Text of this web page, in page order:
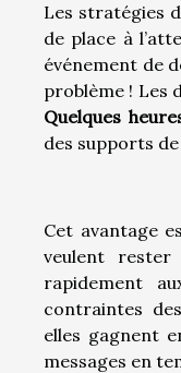
Les stratégies
de place à
événement de
problème ! Les
Quelques
des supports
Cet avantage
veulent
rapidement
contraintes
elles gagnent
messages en